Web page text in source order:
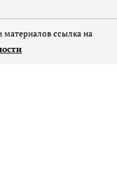
материалов ссылка на